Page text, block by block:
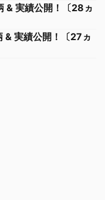
& 実績公開！〔28ヵ
& 実績公開！〔27ヵ